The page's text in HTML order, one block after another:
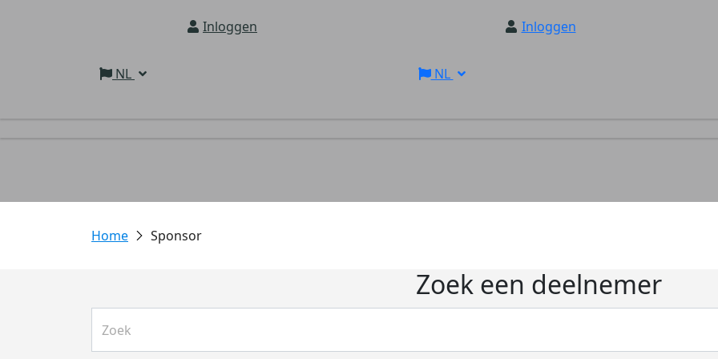
Inloggen
NL
Inloggen
NL
Sponsor
Zoek een deelnemer